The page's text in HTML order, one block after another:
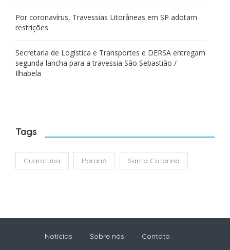
Por coronavírus, Travessias Litorâneas em SP adotam
restrições
Secretaria de Logística e Transportes e DERSA entregam
segunda lancha para a travessia São Sebastião /
Ilhabela
Tags
Guaratuba Paraná Santa Catarina
Notícias Sobre nós Contato